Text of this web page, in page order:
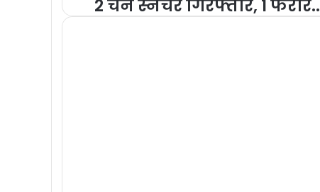
2 चेन स्नैचर गिरफ्तार, 1 फरार..